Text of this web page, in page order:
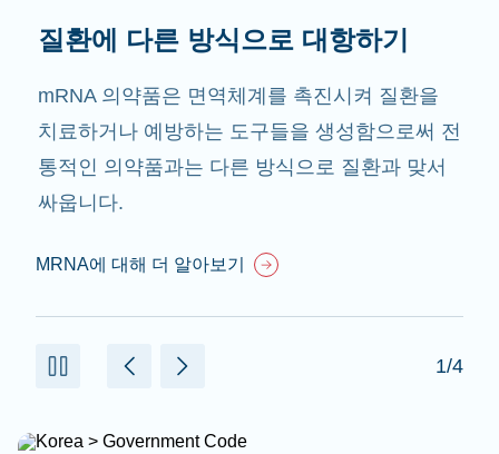
질환에 다른 방식으로 대항하기
mRNA 의약품은 면역체계를 촉진시켜 질환을
치료하거나 예방하는 도구들을 생성함으로써 전
통적인 의약품과는 다른 방식으로 질환과 맞서
싸웁니다.
MRNA에 대해 더 알아보기
1/4